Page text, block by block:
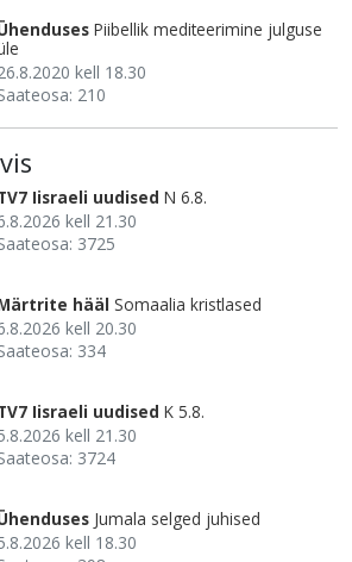
Piibellik mediteerimine julguse
kell 18.30
210
Iisraeli uudised N 6.8.
kell 21.30
3725
hääl Somaalia kristlased
kell 20.30
334
Iisraeli uudised K 5.8.
kell 21.30
3724
Jumala selged juhised
kell 18.30